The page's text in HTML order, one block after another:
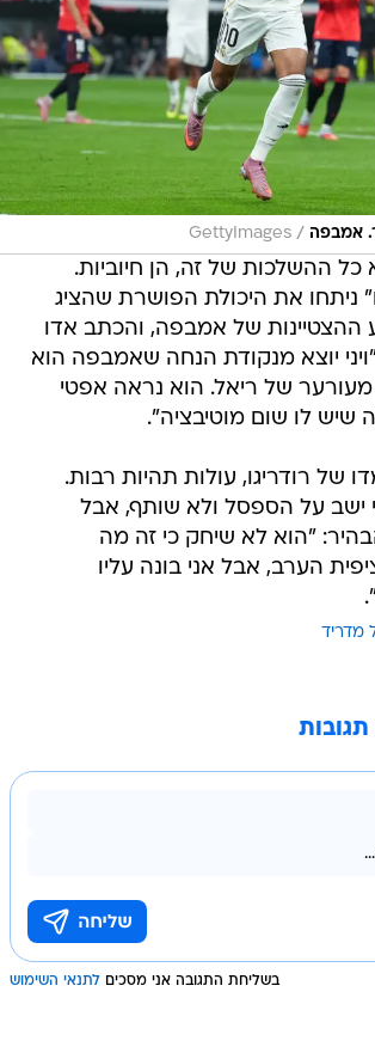
אמבפה /
GettyImages
כל ההשלכות של זה, הן חיוביות.
ניתחו את היכולת הפושרת שהציג
ההצטיינות של אמבפה, והכתב אדו
יוצא מנקודת הנחה שאמבפה הוא
מעורער של ריאל. הוא נראה אפטי
שיש לו שום מוטיבציה".
של רודריגו, עולות תהיות רבות.
ישב על הספסל ולא שותף, אבל
"הוא לא שיחק כי זה מה
הערב, אבל אני בונה עליו
מדריד
בשליחת התגובה אני מסכים לתנאי השימוש